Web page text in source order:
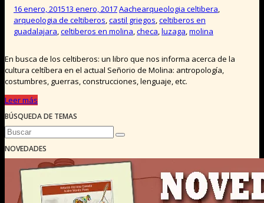
16 enero, 201513 enero, 2017Aachearqueologia celtibera,
arqueologia de celtiberos,castil griegos,celtiberos en
guadalajara,celtiberos en molina,checa,luzaga,molina
En busca de los celtiberos: un libro que nos informa acerca de la
cultura celtíbera en el actual Señorio de Molina: antropología,
costumbres, guerras, construcciones, lenguaje, etc.
Leer más
BÚSQUEDA DE TEMAS
NOVEDADES